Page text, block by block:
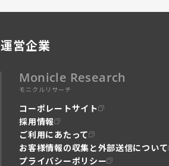
運営企業
Monicle Research
モニクルリサーチ
コーポレートサイト
採用情報
ご利用にあたって
お客様情報の収集と外部送信について
プライバシーポリシー